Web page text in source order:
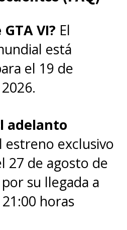
VI? El
está
el 19 de
adelanto
estreno exclusivo
27 de agosto de
su llegada a
horas